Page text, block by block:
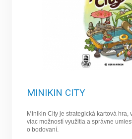
MINIKIN CITY
Minikin City je strategická kartová hra,
viac možností využitia a správne
o bodovaní.